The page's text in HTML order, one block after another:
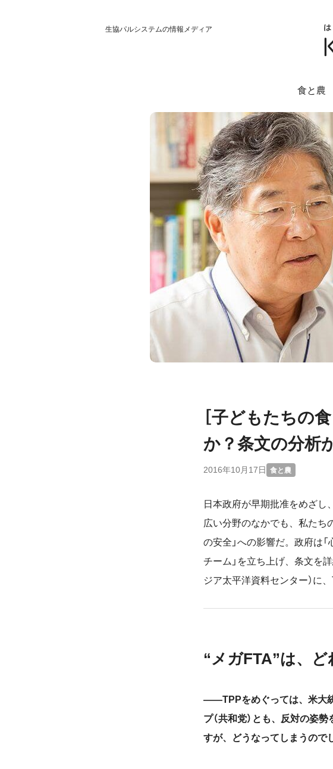
生協パルシステムの情報メディア
食と農
［子どもたちの
か？条文の分析
2016年10月17日 食と農
日本政府が早期批准をめざし
広い分野のなかでも、私たち
の安全」への影響だ。政府は
チーム」を立ち上げ、条文を
ジア太平洋資料センター）に
“メガFTA”は、
――TPPをめぐっては、米大統
プ（共和党）とも、反対の姿
すが、どうなってしまうので